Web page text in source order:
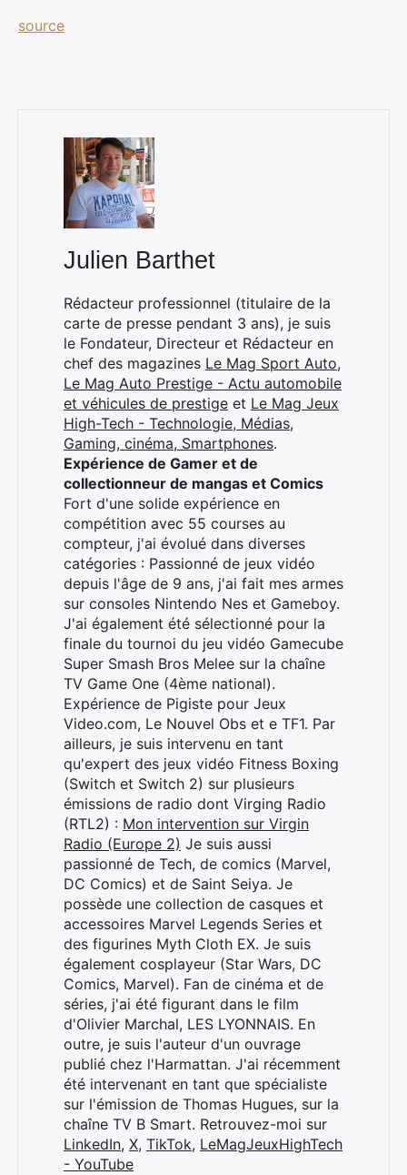
source
Julien Barthet
Rédacteur professionnel (titulaire de la
carte de presse pendant 3 ans), je suis
le Fondateur, Directeur et Rédacteur en
chef des magazines Le Mag Sport Auto,
Le Mag Auto Prestige - Actu automobile
et véhicules de prestige et Le Mag Jeux
High-Tech - Technologie, Médias,
Gaming, cinéma, Smartphones.
Expérience de Gamer et de
collectionneur de mangas et Comics
Fort d'une solide expérience en
compétition avec 55 courses au
compteur, j'ai évolué dans diverses
catégories : Passionné de jeux vidéo
depuis l'âge de 9 ans, j'ai fait mes armes
sur consoles Nintendo Nes et Gameboy.
J'ai également été sélectionné pour la
finale du tournoi du jeu vidéo Gamecube
Super Smash Bros Melee sur la chaîne
TV Game One (4ème national).
Expérience de Pigiste pour Jeux
Video.com, Le Nouvel Obs et e TF1. Par
ailleurs, je suis intervenu en tant
qu'expert des jeux vidéo Fitness Boxing
(Switch et Switch 2) sur plusieurs
émissions de radio dont Virging Radio
(RTL2) : Mon intervention sur Virgin
Radio (Europe 2) Je suis aussi
passionné de Tech, de comics (Marvel,
DC Comics) et de Saint Seiya. Je
possède une collection de casques et
accessoires Marvel Legends Series et
des figurines Myth Cloth EX. Je suis
également cosplayeur (Star Wars, DC
Comics, Marvel). Fan de cinéma et de
séries, j'ai été figurant dans le film
d'Olivier Marchal, LES LYONNAIS. En
outre, je suis l'auteur d'un ouvrage
publié chez l'Harmattan. J'ai récemment
été intervenant en tant que spécialiste
sur l'émission de Thomas Hugues, sur la
chaîne TV B Smart. Retrouvez-moi sur
LinkedIn, X, TikTok, LeMagJeuxHighTech
- YouTube